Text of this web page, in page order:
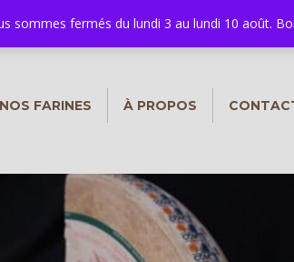
sommes fermés du lundi 3 au lundi 10 août.
marie.be
NOS FARINES À PROPOS